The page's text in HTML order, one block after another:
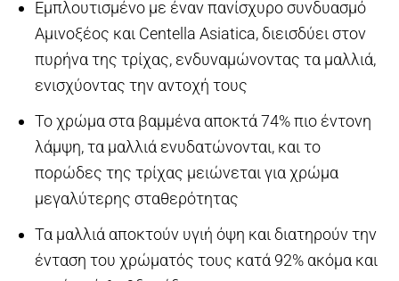
Εμπλουτισμένο με έναν πανίσχυρο συνδυασμό
Αμινοξέος και Centella Asiatica, διεισδύει στον
πυρήνα της τρίχας, ενδυναμώνοντας τα μαλλιά,
ενισχύοντας την αντοχή τους
Το χρώμα στα βαμμένα αποκτά 74% πιο έντονη
λάμψη, τα μαλλιά ενυδατώνονται, και το
πορώδες της τρίχας μειώνεται για χρώμα
μεγαλύτερης σταθερότητας
Τα μαλλιά αποκτούν υγιή όψη και διατηρούν την
ένταση του χρώματός τους κατά 92% ακόμα και